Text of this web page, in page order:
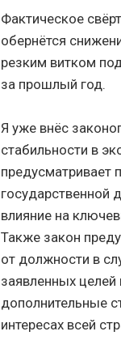
Фактическое
обернётся
резким витком
за прошлый год.
Я уже внёс
стабильности в
предусматривает
государственной
влияние на
Также закон
от должности в
заявленных
дополнительные
интересах всей